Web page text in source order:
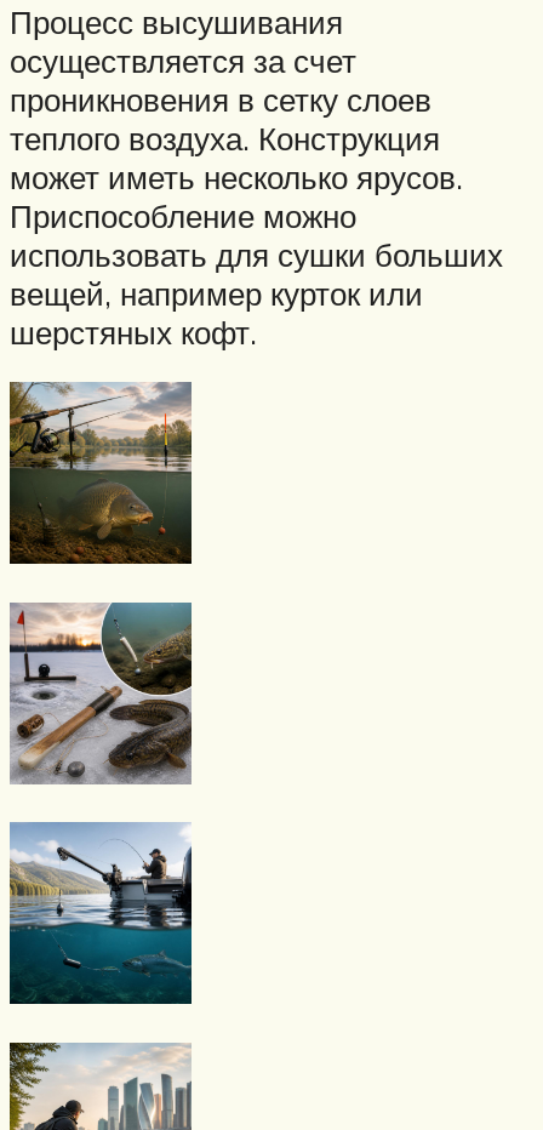
Процесс высушивания
осуществляется за счет
проникновения в сетку слоев
теплого воздуха. Конструкция
может иметь несколько ярусов.
Приспособление можно
использовать для сушки больших
вещей, например курток или
шерстяных кофт.